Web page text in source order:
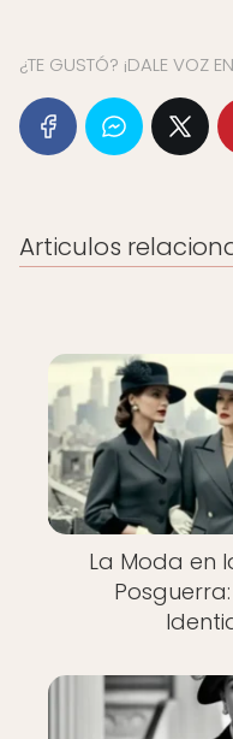
¿TE GUSTÓ? ¡DALE VOZ
Articulos
La Moda en